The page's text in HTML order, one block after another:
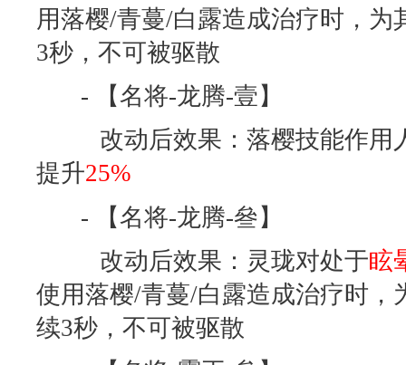
用落樱/青蔓/白露造成治疗时，为
3秒，不可被驱散
- 【名将-龙腾-壹】
改动后效果：落樱技能作用
提升25%
- 【名将-龙腾-叄】
改动后效果：灵珑对处于眩
使用落樱/青蔓/白露造成治疗时，
续3秒，不可被驱散